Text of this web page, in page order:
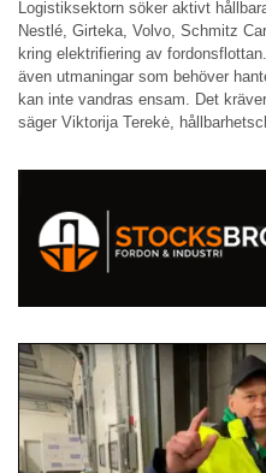
Logistiksektorn söker aktivt
Nestlé, Girteka, Volvo, Schmitz
kring elektrifiering av
även utmaningar som behöver
kan inte vandras ensam. Det
säger Viktorija Terekė,